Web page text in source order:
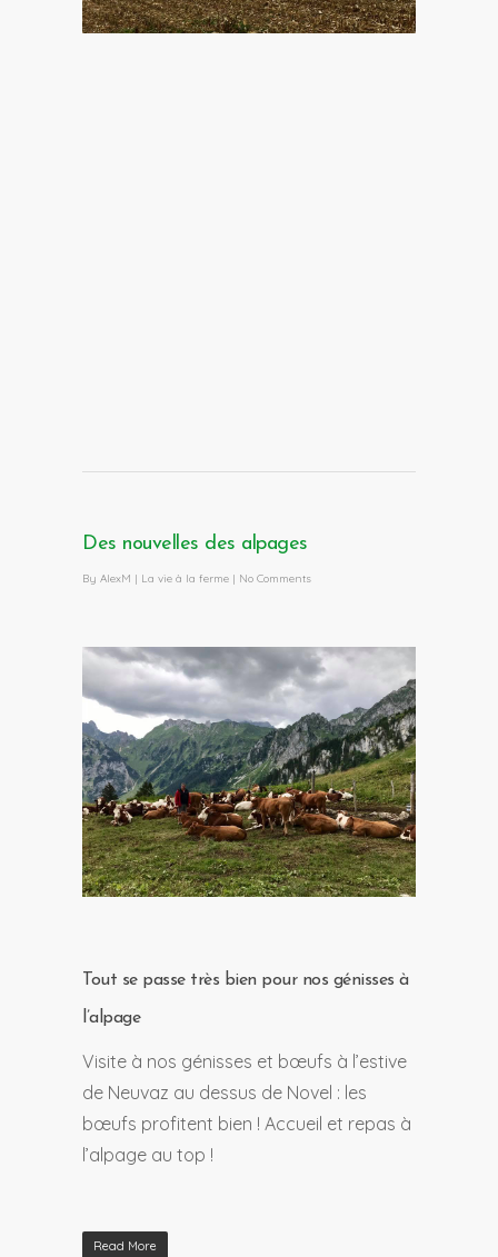
Des nouvelles des alpages
By AlexM | La vie à la ferme | No Comments
Tout se passe très bien pour nos génisses à
l’alpage
Visite à nos génisses et bœufs à l’estive
de Neuvaz au dessus de Novel : les
bœufs profitent bien ! Accueil et repas à
l’alpage au top !
Read More